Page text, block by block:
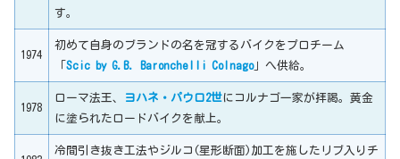
す。
1974
初めて自身のブランドの名を冠するバイクをプロチーム
「Scic by G.B. Baronchelli Colnago」へ供給。
1978
ローマ法王、 ヨハネ・パウロ2世にコルナゴ一家が拝謁。黄金
に塗られたロードバイクを献上。
冷間引き抜き工法やジルコ(星形断面)加工を施したリブ入りチ